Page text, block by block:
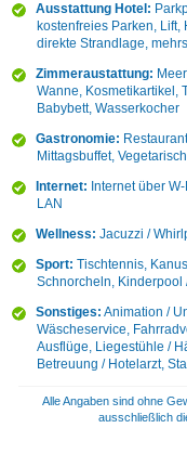
Ausstattung Hotel:
kostenfreies Parken,
direkte Strandlage,
Zimmeraustattung:
Wanne, Kosmetikartikel,
Babybett, Wasserkocher
Gastronomie:
Mittagsbuffet,
Internet: Internet über
LAN
Wellness: Jacuzzi /
Sport: Tischtennis,
Schnorcheln, Kinderpool
Sonstiges: Animation /
Wäscheservice,
Ausflüge, Liegestühle /
Betreuung / Hotelarzt,
Alle Angaben sind ohne
ausschließlich